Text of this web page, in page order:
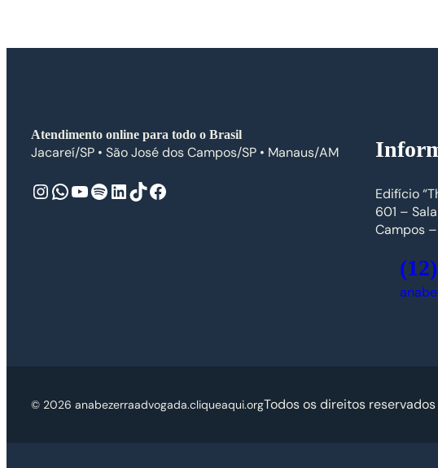
Atendimento online para todo o Brasil
Jacareí/SP • São José dos Campos/SP • Manaus/AM
InstagramWhatsApp Youtube Spotify LinkedIn TikTok Facebook
Edifício
601 –
Campos
© 2026 anabezerraadvogada.cliqueaqui.orgTodos os direitos reservados